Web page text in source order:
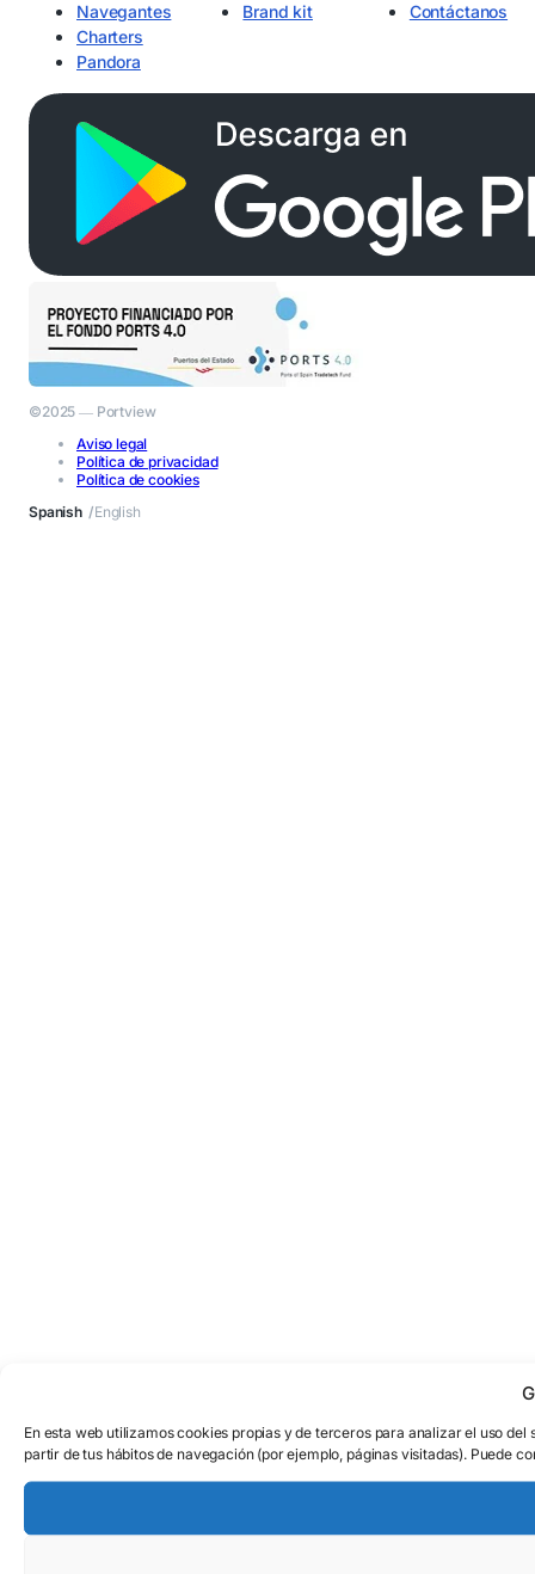
En esta web utilizamos cookies propias y de terceros para analizar el uso
partir de tus hábitos de navegación (por ejemplo, páginas visitadas). Puede
Navegantes
Charters
Pandora
Brand kit
Contáctanos
©2025 ― Portview
Aviso legal
Política de privacidad
Política de cookies
Spanish
English